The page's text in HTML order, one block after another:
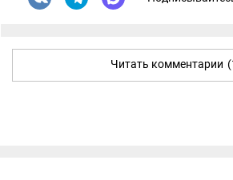
Читать комментарии